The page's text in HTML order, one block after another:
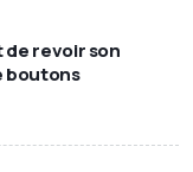
de revoir son
boutons